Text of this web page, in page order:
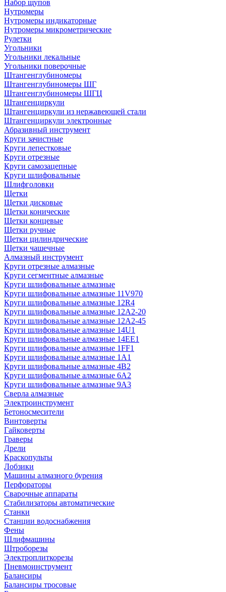
Набор щупов
Нутромеры
Нутромеры индикаторные
Нутромеры микрометрические
Рулетки
Угольники
Угольники лекальные
Угольники поверочные
Штангенглубиномеры
Штангенглубиномеры ШГ
Штангенглубиномеры ШГЦ
Штангенциркули
Штангенциркули из нержавеющей стали
Штангенциркули электронные
Абразивный инструмент
Круги зачистные
Круги лепестковые
Круги отрезные
Круги самозацепные
Круги шлифовальные
Шлифголовки
Щетки
Щетки дисковые
Щетки конические
Щетки концевые
Щетки ручные
Щетки цилиндрические
Щетки чашечные
Алмазный инструмент
Круги отрезные алмазные
Круги сегментные алмазные
Круги шлифовальные алмазные
Круги шлифовальные алмазные 11V970
Круги шлифовальные алмазные 12R4
Круги шлифовальные алмазные 12А2-20
Круги шлифовальные алмазные 12А2-45
Круги шлифовальные алмазные 14U1
Круги шлифовальные алмазные 14ЕЕ1
Круги шлифовальные алмазные 1FF1
Круги шлифовальные алмазные 1А1
Круги шлифовальные алмазные 4В2
Круги шлифовальные алмазные 6A2
Круги шлифовальные алмазные 9А3
Сверла алмазные
Электроинструмент
Бетоносмесители
Винтоверты
Гайковерты
Граверы
Дрели
Краскопульты
Лобзики
Машины алмазного бурения
Перфораторы
Сварочные аппараты
Стабилизаторы автоматические
Станки
Станции водоснабжения
Фены
Шлифмашины
Штроборезы
Электроплиткорезы
Пневмоинструмент
Балансиры
Балансиры тросовые